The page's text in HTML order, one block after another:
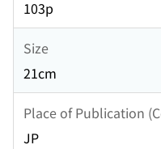
103p
Size
21cm
Place of Publication
JP